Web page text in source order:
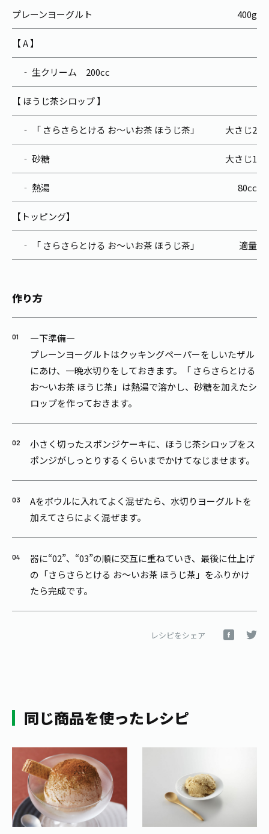
プレーンヨーグルト 400g
【 A 】
‐ 生クリーム 200cc
【 ほうじ茶シロップ 】
‐ 「 さらさらとける お〜いお茶 ほうじ茶」 大さじ2
‐ 砂糖 大さじ1
‐ 熱湯 80cc
【トッピング】
‐ 「 さらさらとける お～いお茶 ほうじ茶」 適量
作り方
―下準備―
プレーンヨーグルトはクッキングペーパーをしいたザル
にあけ、一晩水切りをしておきます。「 さらさらとける
お～いお茶 ほうじ茶」は熱湯で溶かし、砂糖を加えたシ
ロップを作っておきます。
小さく切ったスポンジケーキに、ほうじ茶シロップをス
ポンジがしっとりするくらいまでかけてなじませます。
Aをボウルに入れてよく混ぜたら、水切りヨーグルトを
加えてさらによく混ぜます。
器に“02”、“03”の順に交互に重ねていき、最後に仕上げ
の「さらさらとける お～いお茶 ほうじ茶」をふりかけ
たら完成です。
レシピをシェア
同じ商品を使ったレシピ